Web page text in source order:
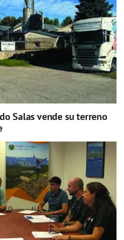
Salas vende su terreno